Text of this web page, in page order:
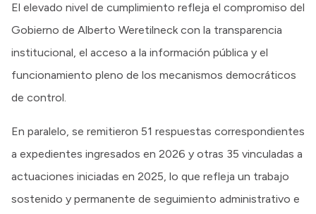
El elevado nivel de cumplimiento refleja el compromiso del
Gobierno de Alberto Weretilneck con la transparencia
institucional, el acceso a la información pública y el
funcionamiento pleno de los mecanismos democráticos
de control.
En paralelo, se remitieron 51 respuestas correspondientes
a expedientes ingresados en 2026 y otras 35 vinculadas a
actuaciones iniciadas en 2025, lo que refleja un trabajo
sostenido y permanente de seguimiento administrativo e